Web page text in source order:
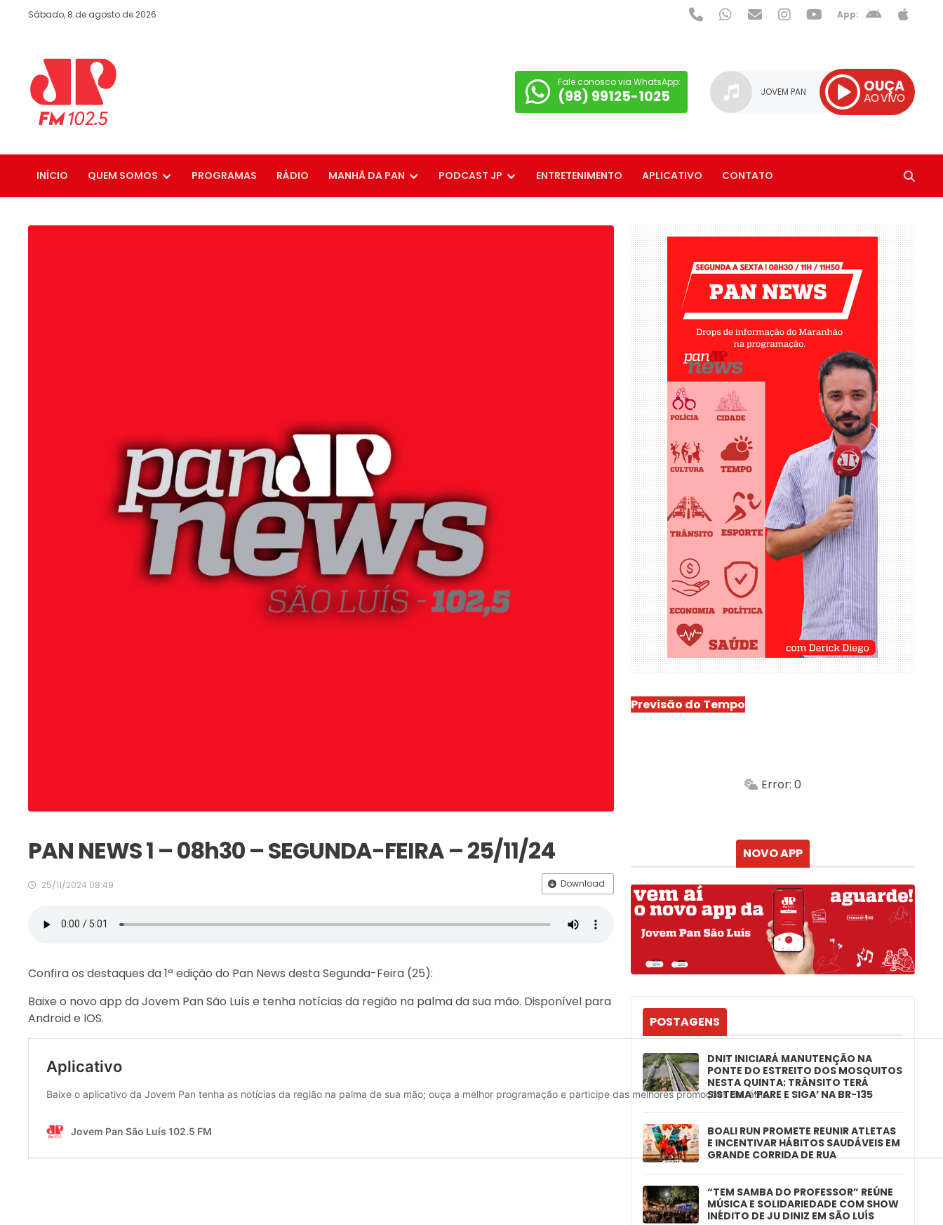
Sábado, 8 de agosto de 2026 App:
Fale conosco via WhatsApp:
(98) 99125-1025 JOVEM PAN OUÇA
AO VIVO
INÍCIO QUEM SOMOS PROGRAMAS RÁDIO MANHÃ DA PAN PODCAST JP ENTRETENIMENTO APLICATIVO CONTATO
PAN NEWS 1 – 08h30 – SEGUNDA-FEIRA – 25/11/24
25/11/2024 08:49 Download
Confira os destaques da 1ª edição do Pan News desta Segunda-Feira (25):
Baixe o novo app da Jovem Pan São Luís e tenha notícias da região na palma da sua mão. Disponível para
Android e IOS.
Previsão do Tempo
Min.
Error: 0
NOVO APP
POSTAGENS
DNIT INICIARÁ MANUTENÇÃO NA
PONTE DO ESTREITO DOS MOSQUITOS
NESTA QUINTA; TRÂNSITO TERÁ
SISTEMA ‘PARE E SIGA’ NA BR-135
BOALI RUN PROMETE REUNIR ATLETAS
E INCENTIVAR HÁBITOS SAUDÁVEIS EM
GRANDE CORRIDA DE RUA
“TEM SAMBA DO PROFESSOR” REÚNE
MÚSICA E SOLIDARIEDADE COM SHOW
INÉDITO DE JU DINIZ EM SÃO LUÍS